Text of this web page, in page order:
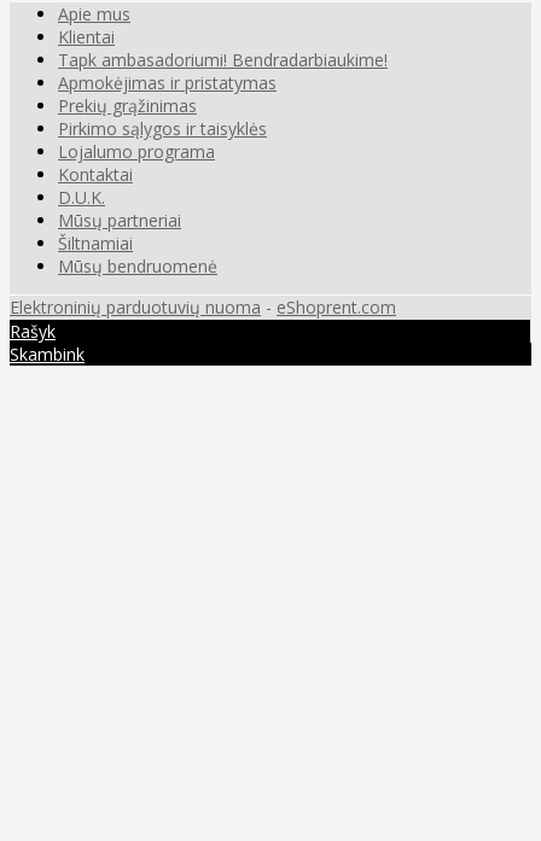
Apie mus
Klientai
Tapk ambasadoriumi! Bendradarbiaukime!
Apmokėjimas ir pristatymas
Prekių grąžinimas
Pirkimo sąlygos ir taisyklės
Lojalumo programa
Kontaktai
D.U.K.
Mūsų partneriai
Šiltnamiai
Mūsų bendruomenė
Elektroninių parduotuvių nuoma - eShoprent.com
Rašyk
Skambink